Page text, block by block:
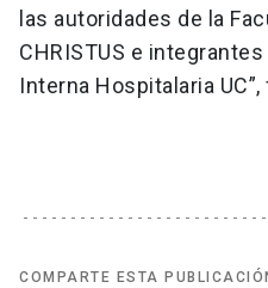
las autoridades de la
CHRISTUS e
Interna Hospitalaria
COMPARTE ESTA